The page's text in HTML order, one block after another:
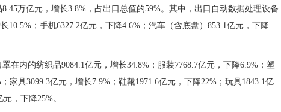
万亿元，增长3.8%，占出口总值的59%。其中，出口自动数据处理设备
10.5%；手机6327.2亿元，下降4.6%；汽车（含底盘）853.1亿元，下降
在内的纺织品9084.1亿元，增长34.8%；服装7768.7亿元，下降6.9%；塑
家具3099.3亿元，增长7.9%；鞋靴1971.6亿元，下降22%；玩具1843.1亿
，下降25%。